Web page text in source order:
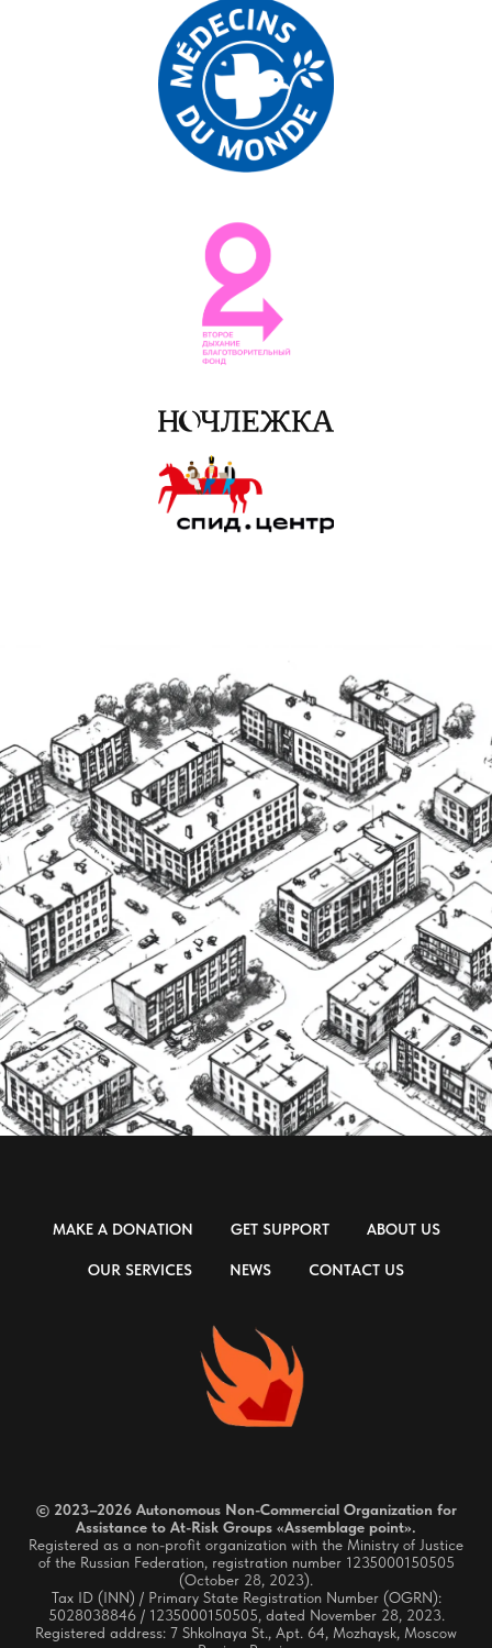
MAKE A DONATION GET SUPPORT ABOUT US
OUR SERVICES NEWS CONTACT US
© 2023–2026 Autonomous Non-Commercial Organization for
Assistance to At-Risk Groups «Assemblage point».
Registered as a non-profit organization with the Ministry of Justice
of the Russian Federation, registration number 1235000150505
(October 28, 2023).
Tax ID (INN) / Primary State Registration Number (OGRN):
5028038846 / 1235000150505, dated November 28, 2023.
Registered address: 7 Shkolnaya St., Apt. 64, Mozhaysk, Moscow